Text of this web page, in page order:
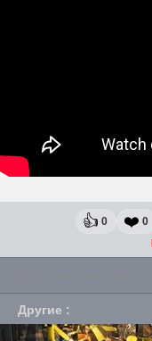
👍 0 ❤️ 0
Другие :